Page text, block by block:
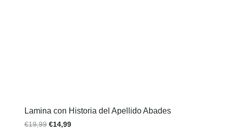
Lamina con Historia del Apellido Abades
€19,99 €14,99